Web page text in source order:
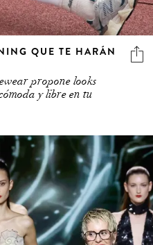
QUE TE HARÁN
propone looks
y libre en tu